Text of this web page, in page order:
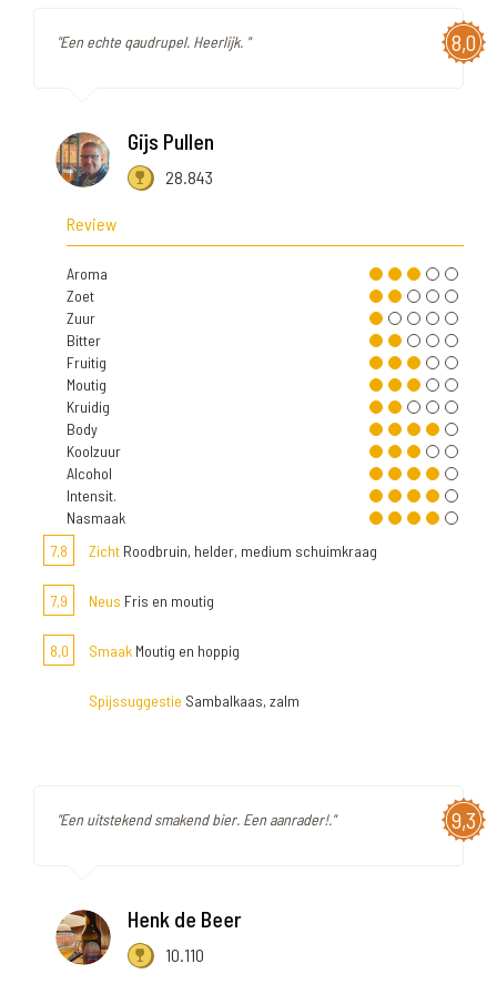
8,0
"Een echte qaudrupel. Heerlijk. "
Gijs Pullen
28.843
Review
Aroma
Zoet
Zuur
Bitter
Fruitig
Moutig
Kruidig
Body
Koolzuur
Alcohol
Intensit.
Nasmaak
7,8
Zicht Roodbruin, helder, medium schuimkraag
7,9 Neus Fris en moutig
8,0 Smaak Moutig en hoppig
Spijssuggestie Sambalkaas, zalm
9,3
"Een uitstekend smakend bier. Een aanrader!."
Henk de Beer
10.110